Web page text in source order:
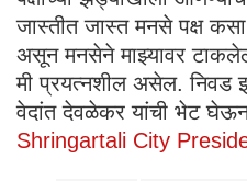
जास्तीत जास्त मनसे पक्ष
असून मनसेने माझ्यावर
मी प्रयत्नशील असेल. निवड
वेदांत देवळेकर यांची भेट घेऊन
Shringartali City